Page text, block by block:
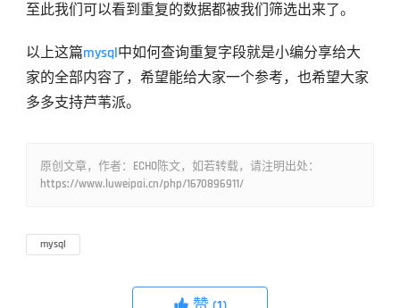
至此我们可以看到重复的数据都被我们筛选出来了。
以上这篇mysql中如何查询重复字段就是小编分享给大
家的全部内容了，希望能给大家一个参考，也希望大家
多多支持芦苇派。
原创文章，作者：ECHO陈文，如若转载，请注明出处：
https://www.luweipai.cn/php/1670896911/
mysql
